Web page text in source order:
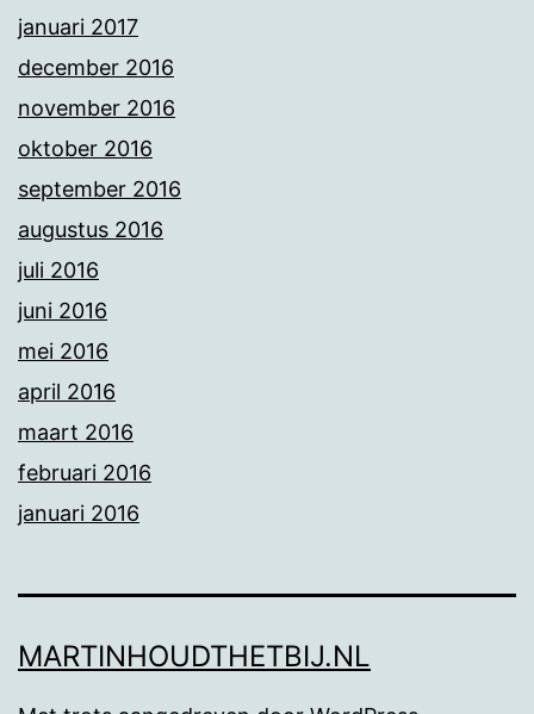
januari 2017
december 2016
november 2016
oktober 2016
september 2016
augustus 2016
juli 2016
juni 2016
mei 2016
april 2016
maart 2016
februari 2016
januari 2016
MARTINHOUDTHETBIJ.NL